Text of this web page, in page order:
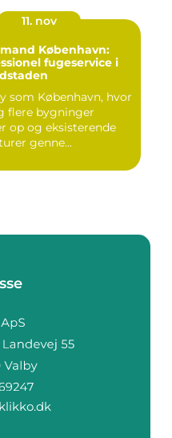
11. nov
København:
fugeservice i
som København, hvor
flere bygninger
op og eksisterende
genne...